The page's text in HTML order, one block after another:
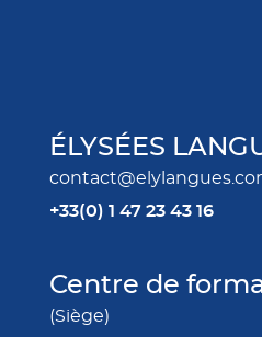
ÉLYSÉES
+33(0) 1 47 23 43 16
Centre de
(Siège)